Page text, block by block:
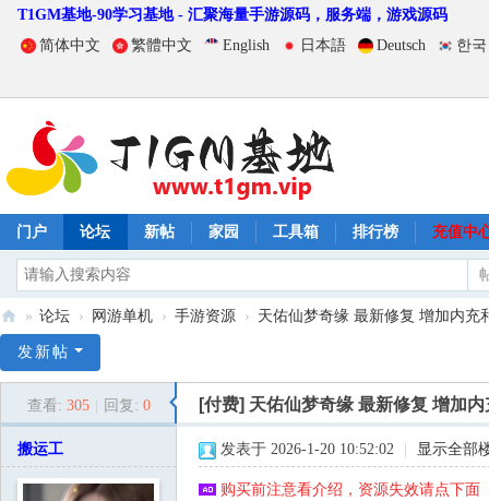
T1GM基地-90学习基地 - 汇聚海量手游源码，服务端，游戏源码
简体中文
繁體中文 English 日本語 Deutsch 한
门户 论坛 新帖 家园 工具箱 排行榜 充值中
1
» 论坛 › 网游单机 › 手游资源 › 天佑仙梦奇缘 最新修复 增加内充
发新帖
查看: 305 回复: 0 [付费] 天佑仙梦奇缘 最新修复 增加
搬运工 发表于 2026-1-20 10:52:02 显示全部
购买前注意看介绍，资源失效请点下